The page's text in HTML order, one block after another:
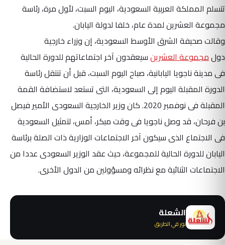
تتسلم المملكة العربية السعودية، اليوم السبت، لأول مرة، رئاسة
مجموعة العشرين لمدة عام، خلفا لدولة اليابان.
وقالت صحيفة الشرق الأوسط السعودية، إن وزراء خارجية
دولمجموعة العشرينسيعقدون آخر اجتماعاتهم للدورة الحالية
فى مدينة ناجويا اليابانية، صباح اليوم السبت، قبل أن تنتقل رئاسة
الدورة المقبلة اليوم إلى السعودية، التى تستعد لاستضافة القمة
المقبلة فى نوفمبر 2020.
كان وزير الخارجية السعودى الأمير فيصل
بن فرحان، قد وصل ناجويا فى وقت مبكر، أمس، لتمثيل السعودية
فى الاجتماع الذى سيكون آخر الاجتماعات الوزارية ذات الصلة برئاسة
اليابان للدورة الحالية للمجموعة، حيث عقد الوزير السعودى عددا من
الاجتماعات الثنائية مع نظرائه ومسؤولين من الدول الأخرى.
الشعلة
نور في الطريق